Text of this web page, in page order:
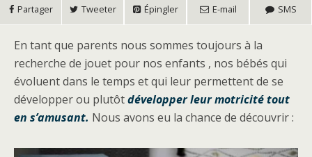
Partager Tweeter Épingler E-mail SMS
En tant que parents nous sommes toujours à la
recherche de jouet pour nos enfants , nos bébés qui
évoluent dans le temps et qui leur permettent de se
développer ou plutôtdévelopper leur motricité tout
en s’amusant. Nous avons eu la chance de découvrir :